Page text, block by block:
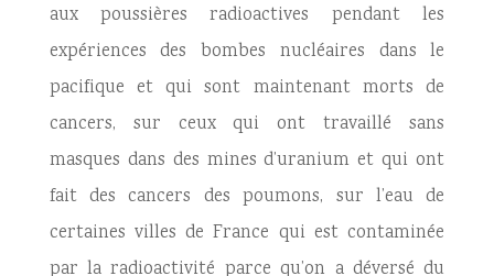
aux poussières radioactives pendant les
expériences des bombes nucléaires dans le
pacifique et qui sont maintenant morts de
cancers, sur ceux qui ont travaillé sans
masques dans des mines d’uranium et qui ont
fait des cancers des poumons, sur l’eau de
certaines villes de France qui est contaminée
par la radioactivité parce qu’on a déversé du